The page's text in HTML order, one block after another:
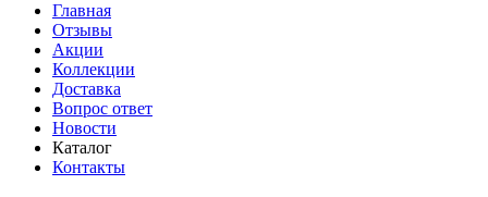
Главная
Отзывы
Акции
Коллекции
Доставка
Вопрос ответ
Новости
Каталог
Контакты